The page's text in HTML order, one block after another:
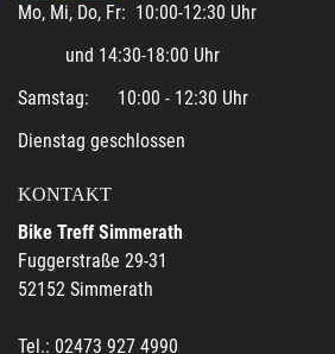
Mo, Mi, Do, Fr: 10:00-12:30 Uhr
und 14:30-18:00 Uhr
Samstag: 10:00 - 12:30 Uhr
Dienstag geschlossen
KONTAKT
Bike Treff Simmerath
Fuggerstraße 29-31
52152 Simmerath
Tel.: 02473 927 4990